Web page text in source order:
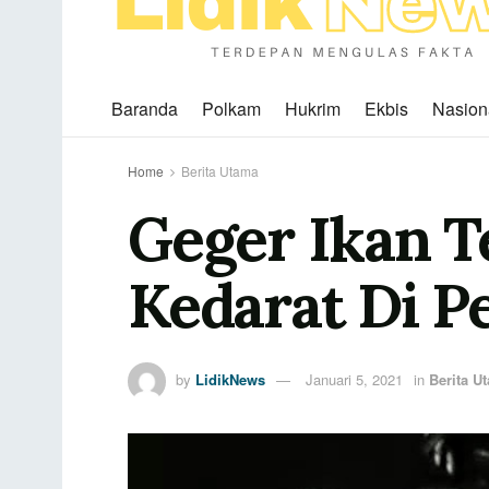
Baranda Polkam Hukrim Ekbis
Home Berita Utama
Geger Ikan
Kedarat Di
by LidikNews Januari 5, 2021 in Berita